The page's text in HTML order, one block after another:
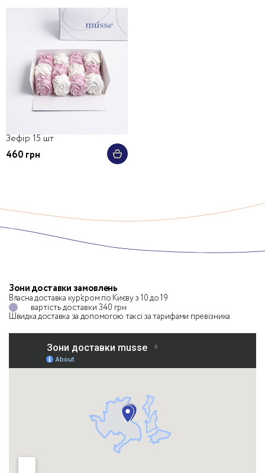
Зефір 15 шт
460 грн
Зони доставки замовлень
Власна доставка кур’єром по Києву з 10 до 19
вартість доставки 340 грн
Швидка доставка за допомогою таксіза тарифами превізника